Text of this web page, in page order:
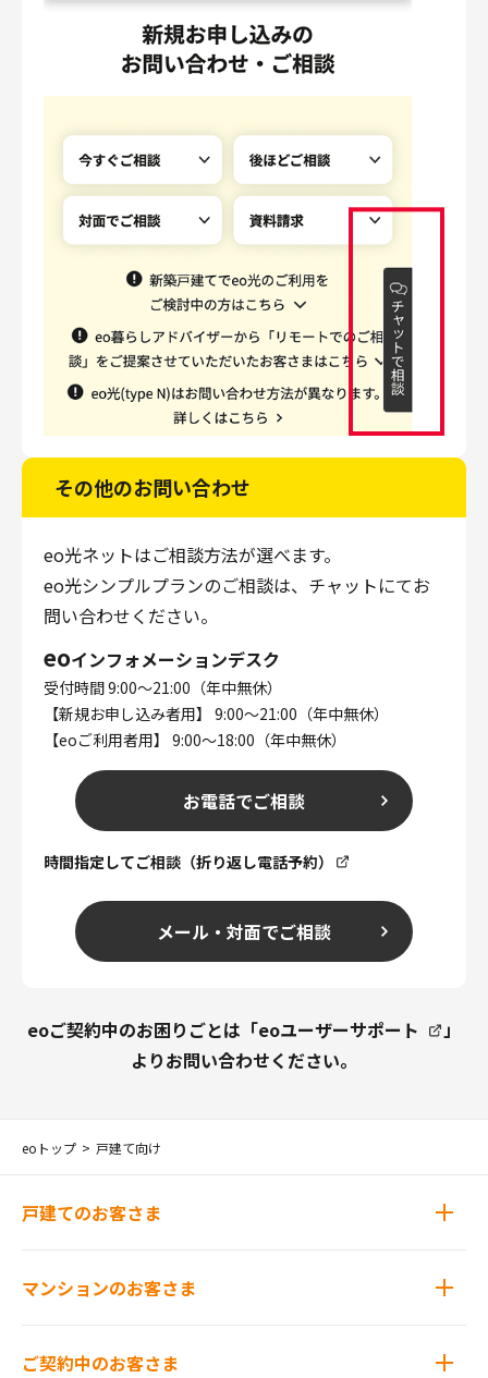
その他のお問い合わせ
eo光ネットはご相談方法が選べます。
eo光シンプルプランのご相談は、チャットにてお
問い合わせください。
eoインフォメーションデスク
受付時間 9:00～21:00（年中無休）
【新規お申し込み者用】 9:00～21:00（年中無休）
【eoご利用者用】 9:00～18:00（年中無休）
お電話でご相談
時間指定してご相談（折り返し電話予約）
メール・対面でご相談
eoご契約中のお困りごとは「eoユーザーサポート
」
よりお問い合わせください。
eoトップ 戸建て向け
戸建てのお客さま
マンションのお客さま
ご契約中のお客さま